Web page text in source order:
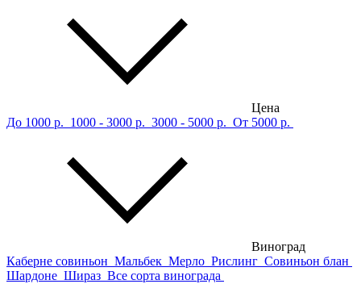
Цена
До 1000 р. 1000 - 3000 р. 3000 - 5000 р. От 5000 р.
Виноград
Каберне совиньон Мальбек Мерло Рислинг Совиньон блан
Шардоне Шираз Все сорта винограда